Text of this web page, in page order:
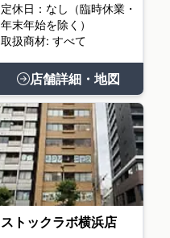
定休日：なし（臨時休業・
年末年始を除く）
取扱商材: すべて
店舗詳細・地図
ストックラボ横浜店